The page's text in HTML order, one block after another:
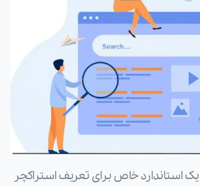
استاندارد خاص برای تعریف استراکچر